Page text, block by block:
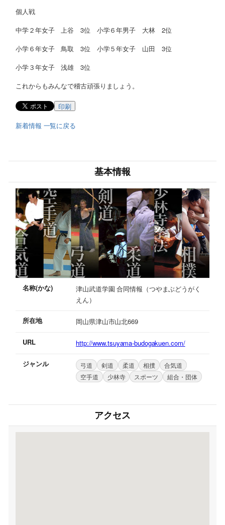
個人戦
中学２年女子 上谷 3位 小学６年男子 大林 2位
小学６年女子 鳥取 3位 小学５年女子 山田 3位
小学３年女子 浅雄 3位
これからもみんなで稽古頑張りましょう。
印刷
新着情報 一覧に戻る
基本情報
名称(かな)
津山武道学園 合同情報（つやまぶどうがく
えん）
所在地 岡山県津山市山北669
URL http://www.tsuyama-budogakuen.com/
ジャンル 弓道 剣道 柔道 相撲
合気道
空手道
少林寺 スポーツ 組合・団体
アクセス